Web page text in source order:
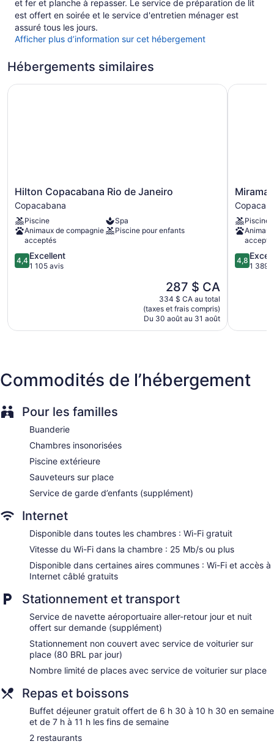
et fer et planche à repasser. Le service de préparation de lit
est offert en soirée et le service d'entretien ménager est
assuré tous les jours.
Afficher plus d’information sur cet hébergement
Hébergements similaires
Hilton
Copacabana
Rio
de
Janeiro
Copacabana
Hilton Copacabana Rio de Janeiro
Copacabana
Piscine
Spa
Animaux de compagnie
acceptés
Piscine pour enfants
4.4
sur
4,4 Excellent
1 105 avis
Le
prix
est
de
287 $ CA
287 $ CA
334 $ CA au total
(taxes et frais compris)
Du 30 août au 31 août
Hilton Copacabana Rio de Janeiro
Miramar
by
Windsor
Piscine
4.8
sur
4,8
1 389
Miramar
Commodités de l’hébergement
Pour les familles
Buanderie
Chambres insonorisées
Piscine extérieure
Sauveteurs sur place
Service de garde d’enfants (supplément)
Internet
Disponible dans toutes les chambres : Wi-Fi gratuit
Vitesse du Wi-Fi dans la chambre : 25 Mb/s ou plus
Disponible dans certaines aires communes : Wi-Fi et accès à
Internet câblé gratuits
Stationnement et transport
Service de navette aéroportuaire aller-retour jour et nuit
offert sur demande (supplément)
Stationnement non couvert avec service de voiturier sur
place (80 BRL par jour)
Nombre limité de places avec service de voiturier sur place
Repas et boissons
Buffet déjeuner gratuit offert de 6 h 30 à 10 h 30 en semaine
et de 7 h à 11 h les fins de semaine
2 restaurants